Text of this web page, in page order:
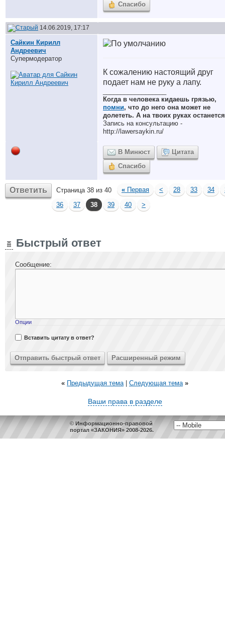
Спасибо
14.06.2019, 17:17
Сайкин Кирилл
Андреевич
Супермодератор
К сожалению настоящий друг
подает нам не руку а лапу.
Когда в человека кидаешь грязью,
помни, что до него она может не
долететь. А на твоих руках
Запись на консультацию -
http://lawersaykin.ru/
В Минюст
Цитата
Спасибо
Ответить Страница 38 из 40 « Первая < 28 33 34
36
37 38 39 40 >
Быстрый ответ
Сообщение:
Опции
Вставить цитату в ответ?
« Предыдущая тема| Следующая тема »
Ваши права в разделе
© Информационно-правовой
портал «ЗАКОНИЯ» 2008-2026.